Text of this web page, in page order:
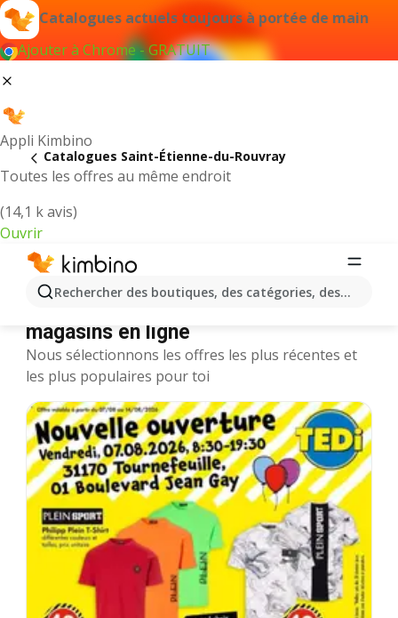
Catalogues actuels toujours à portée de main
Ajouter à Chrome - GRATUIT
Appli Kimbino
Toutes les offres au même endroit
(14,1 k avis)
Ouvrir
Rechercher des boutiques, des catégories, des
Catalogues Saint-Étienne-du-Rouvray
Saint-Étienne-du-Rouvray ||
magasins en ligne
Nous sélectionnons les offres les plus récentes et
les plus populaires pour toi